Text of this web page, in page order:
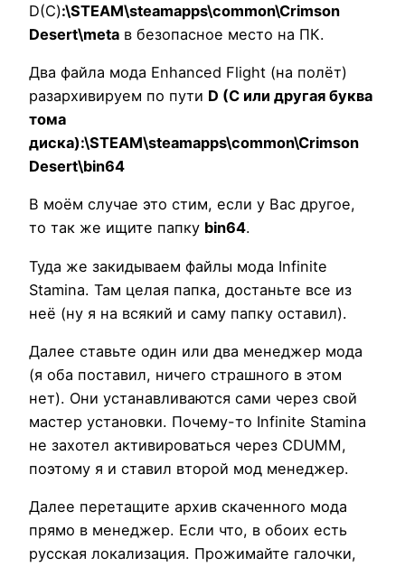
D(С):\STEAM\steamapps\common\Crimson
Desert\meta в безопасное место на ПК.
Два файла мода Enhanced Flight (на полёт)
разархивируем по пути D (С или другая буква
тома
диска):\STEAM\steamapps\common\Crimson
Desert\bin64
В моём случае это стим, если у Вас другое,
то так же ищите папку bin64.
Туда же закидываем файлы мода Infinite
Stamina. Там целая папка, достаньте все из
неё (ну я на всякий и саму папку оставил).
Далее ставьте один или два менеджер мода
(я оба поставил, ничего страшного в этом
нет). Они устанавливаются сами через свой
мастер установки. Почему-то Infinite Stamina
не захотел активироваться через CDUMM,
поэтому я и ставил второй мод менеджер.
Далее перетащите архив скаченного мода
прямо в менеджер. Если что, в обоих есть
русская локализация. Прожимайте галочки,